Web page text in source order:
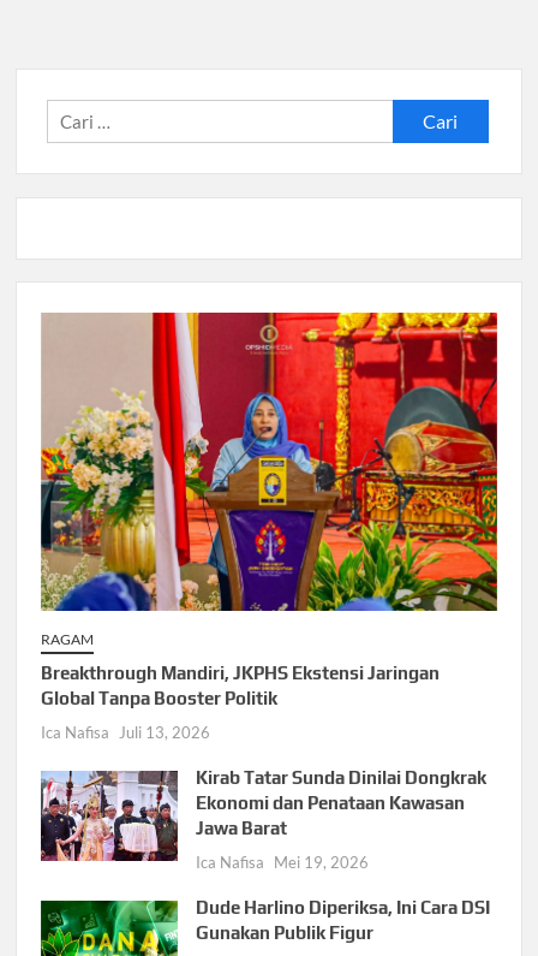
Cari
untuk:
RAGAM
Breakthrough Mandiri, JKPHS Ekstensi Jaringan
Global Tanpa Booster Politik
Ica Nafisa Juli 13, 2026
Kirab Tatar Sunda Dinilai Dongkrak
Ekonomi dan Penataan Kawasan
Jawa Barat
Ica Nafisa Mei 19, 2026
Dude Harlino Diperiksa, Ini Cara DSI
Gunakan Publik Figur